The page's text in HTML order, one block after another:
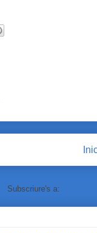
Subscriure's a: